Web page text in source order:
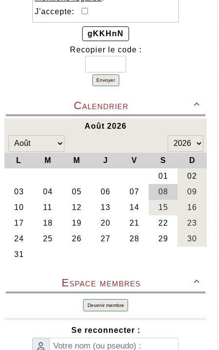
J'accepte:
gKKHnN
Recopier le code :
Envoyer

Calendrier

Espace membres
Devenir membre
Se reconnecter :